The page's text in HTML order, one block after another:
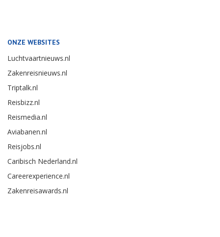
ONZE WEBSITES
Luchtvaartnieuws.nl
Zakenreisnieuws.nl
Triptalk.nl
Reisbizz.nl
Reismedia.nl
Aviabanen.nl
Reisjobs.nl
Caribisch Nederland.nl
Careerexperience.nl
Zakenreisawards.nl